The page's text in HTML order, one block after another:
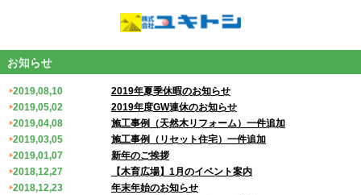
お知らせ
2019,08,10
2019年夏季休暇のお知らせ
2019,05,02
2019年度GW連休のお知らせ
2019,04,08
施工事例（天然木リフォーム）一件追加
2019,03,05
施工事例（リセット住宅）一件追加
2019,01,07
新年のご挨拶
2018,12,27
【木育広場】1月のイベント案内
2018,12,23
年末年始のお知らせ